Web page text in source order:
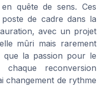
quête de sens. Ces
de cadre dans la
avec un projet
mûri mais rarement
la passion pour le
reconversion
changement de rythme